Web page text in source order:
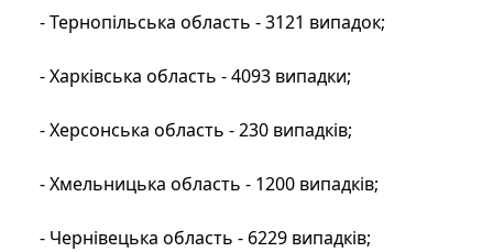
- Тернопільська область - 3121 випадок;
- Харківська область - 4093 випадки;
- Херсонська область - 230 випадків;
- Хмельницька область - 1200 випадків;
- Чернівецька область - 6229 випадків;